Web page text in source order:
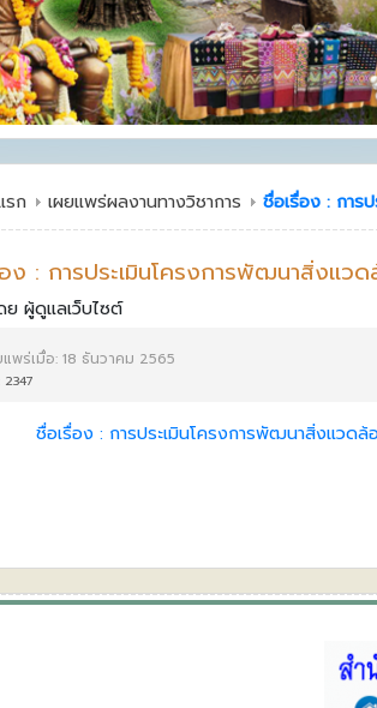
รก เผยแพร่ผลงานทางวิชาการ ชื่อเรื่อง : การ
ง : การประเมินโครงการพัฒนาสิ่งแว
ย ผู้ดูแลเว็บไซต์
แพร่เมื่อ: 18 ธันวาคม 2565
ชื่อเรื่อง : การประเมินโครงการพัฒนาสิ่งแว